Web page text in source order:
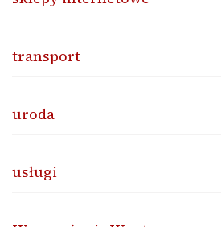
transport
uroda
usługi